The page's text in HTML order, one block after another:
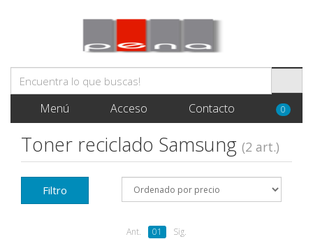
Menú Acceso Contacto 0
Toner reciclado Samsung (2 art.)
Filtro
Ant. 01 Sig.